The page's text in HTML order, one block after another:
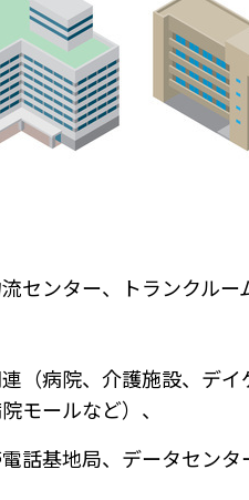
センター、トランクルー
（病院、介護施設、デ
モールなど）、
話基地局、データセンタ